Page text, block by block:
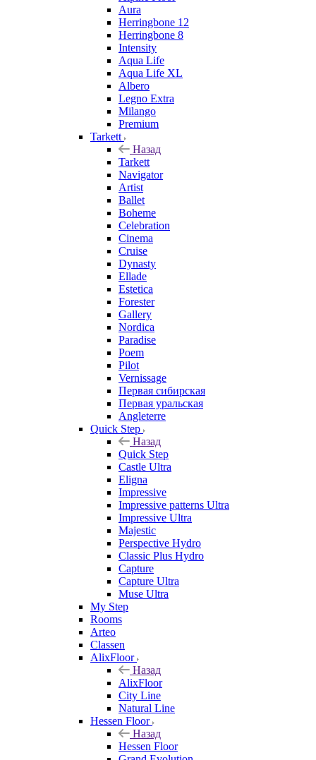
Aura
Herringbone 12
Herringbone 8
Intensity
Aqua Life
Aqua Life XL
Albero
Legno Extra
Milango
Premium
Tarkett
Назад
Tarkett
Navigator
Artist
Ballet
Boheme
Celebration
Cinema
Cruise
Dynasty
Ellade
Estetica
Forester
Gallery
Nordica
Paradise
Poem
Pilot
Vernissage
Первая сибирская
Первая уральская
Angleterre
Quick Step
Назад
Quick Step
Castle Ultra
Eligna
Impressive
Impressive patterns Ultra
Impressive Ultra
Majestic
Perspective Hydro
Classic Plus Hydro
Capture
Capture Ultra
Muse Ultra
My Step
Rooms
Arteo
Classen
AlixFloor
Назад
AlixFloor
City Line
Natural Line
Hessen Floor
Назад
Hessen Floor